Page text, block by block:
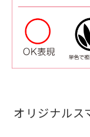
オリジナルス